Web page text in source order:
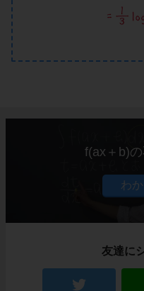
f(ax＋b)の
友達に